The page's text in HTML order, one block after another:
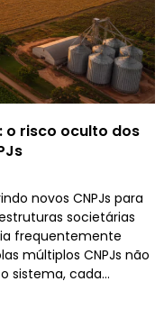
o risco oculto dos
novos CNPJs para
societárias
frequentemente
múltiplos CNPJs não
sistema, cada...